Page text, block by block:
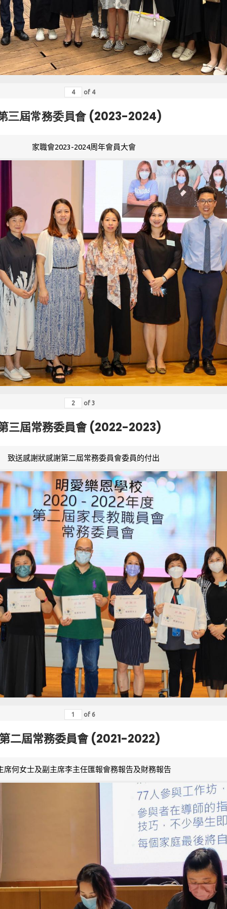
of 4
三屆常務委員會 (2023-2024)
家職會2023-2024周年會員大會
of 3
三屆常務委員會 (2022-2023)
致送感謝狀感謝第二屆常務委員會委員的付出
of 6
二屆常務委員會 (2021-2022)
席何女士及副主席李主任匯報會務報告及財務報告